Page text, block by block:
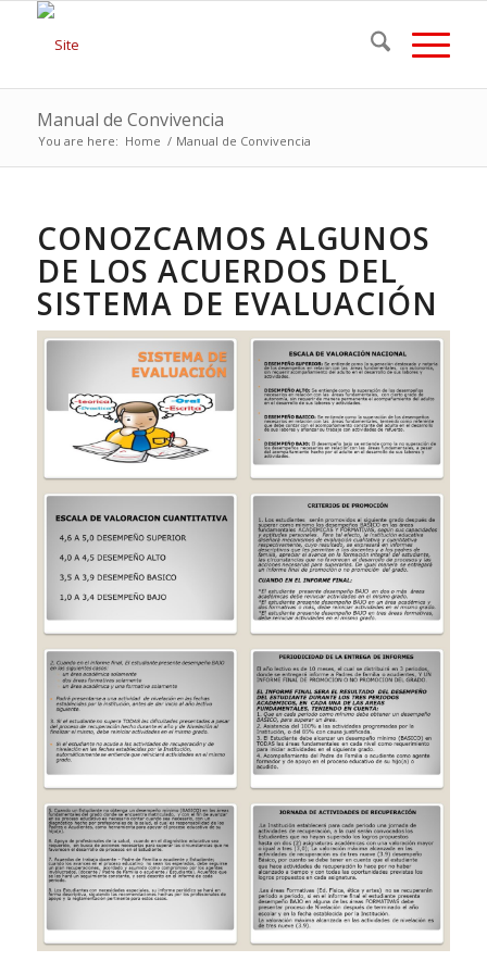
Manual de Convivencia
You are here: Home / Manual de Convivencia
CONOZCAMOS ALGUNOS
DE LOS ACUERDOS DEL
SISTEMA DE EVALUACIÓN